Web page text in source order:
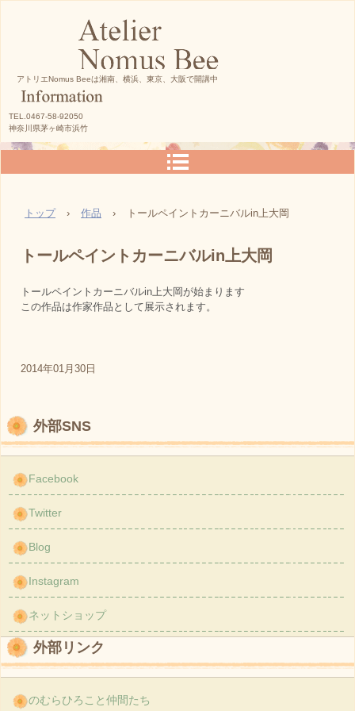
アトリエNomus Beeは湘南、横浜、東京、大阪で開講中
TEL.0467-58-92050
神奈川県茅ヶ崎市浜竹
トップ › 作品 › トールペイントカーニバルin上大岡
トールペイントカーニバルin上大岡
トールペイントカーニバルin上大岡が始まります
この作品は作家作品として展示されます。
2014年01月30日
外部SNS
Facebook
Twitter
Blog
Instagram
ネットショップ
外部リンク
のむらひろこと仲間たち